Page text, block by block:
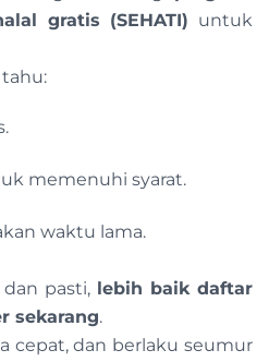
gratis (SEHATI) untuk
memenuhi syarat.
waktu lama.
pasti, lebih baik daftar
sekarang.
cepat, dan berlaku seumur